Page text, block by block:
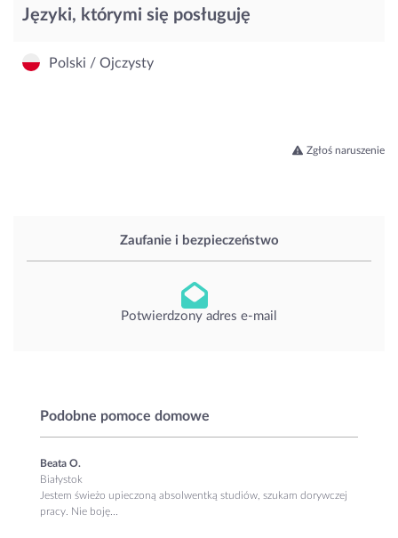
Zaufanie i bezpieczeństwo
Potwierdzony adres e-mail
Podobne pomoce domowe
Beata O.
Białystok
Jestem świeżo upieczoną absolwentką studiów, szukam dorywczej
pracy. Nie boję...
Języki, którymi się posługuję
Polski / Ojczysty
Zgłoś naruszenie